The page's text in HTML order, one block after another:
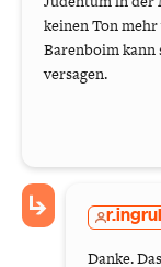
keinen Ton
Barenboim
versagen.
Danke.